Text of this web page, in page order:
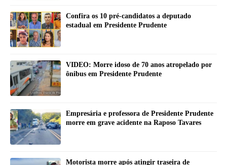
Confira os 10 pré-candidatos a deputado
estadual em Presidente Prudente
VIDEO: Morre idoso de 70 anos atropelado por
ônibus em Presidente Prudente
Empresária e professora de Presidente Prudente
morre em grave acidente na Raposo Tavares
Motorista morre após atingir traseira de